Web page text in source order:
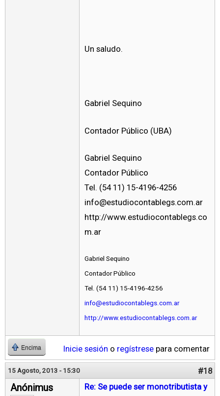
Un saludo.
Gabriel Sequino
Contador Público (UBA)
Gabriel Sequino
Contador Público
Tel. (54 11) 15-4196-4256
info@estudiocontablegs.com.ar
http://www.estudiocontablegs.co
m.ar
Gabriel Sequino
Contador Público
Tel. (54 11) 15-4196-4256
info@estudiocontablegs.com.ar
http://www.estudiocontablegs.com.ar
Encima Inicie sesión o regístrese para comentar
15 Agosto, 2013 - 15:30 #18
Anónimus
Re: Se puede ser monotributista y